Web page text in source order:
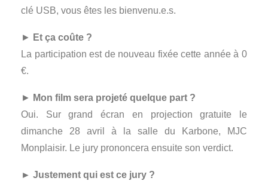
clé USB, vous êtes les bienvenu.e.s.
►
Et ça coûte ?
La participation est de nouveau fixée cette année à 0
€.
►
Mon film sera projeté quelque part ?
Oui. Sur grand écran en projection gratuite le
dimanche 28 avril à la salle du Karbone, MJC
Monplaisir. Le jury prononcera ensuite son verdict.
► Justement qui est ce jury ?